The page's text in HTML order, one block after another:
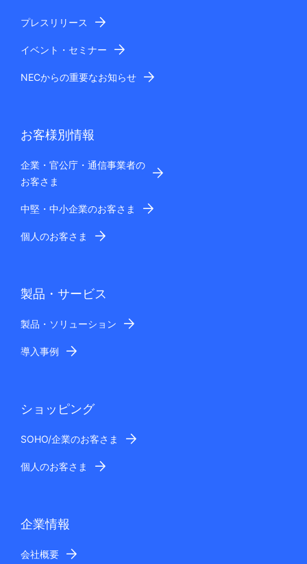
プレスリリース
イベント・セミナー
NECからの重要なお知らせ
お客様別情報
企業・官公庁・通信事業者の
お客さま
中堅・中小企業のお客さま
個人のお客さま
製品・サービス
製品・ソリューション
導入事例
ショッピング
SOHO/企業のお客さま
個人のお客さま
企業情報
会社概要